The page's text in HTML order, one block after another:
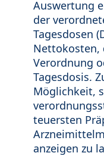
Auswertung
der
Tagesdosen
Nettokosten,
Verordnung
Tagesdosis.
Möglichkeit,
teuersten
anzeigen zu